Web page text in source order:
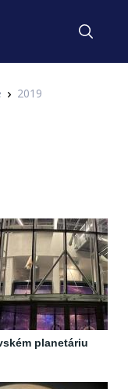
2019
planetáriu